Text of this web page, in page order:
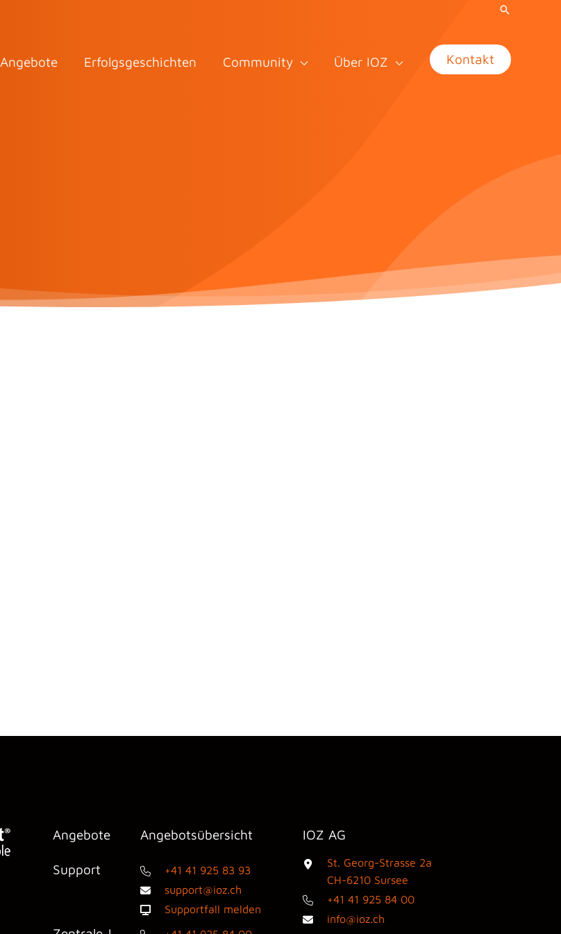
Angebote Erfolgsgeschichten Community Über IOZ Kontakt
Angebote Angebotsübersicht
Support
+41 41 925 83 93
support@ioz.ch
Supportfall melden
IOZ AG
St. Georg-Strasse 2a
CH-6210 Sursee
+41 41 925 84 00
info@ioz.ch